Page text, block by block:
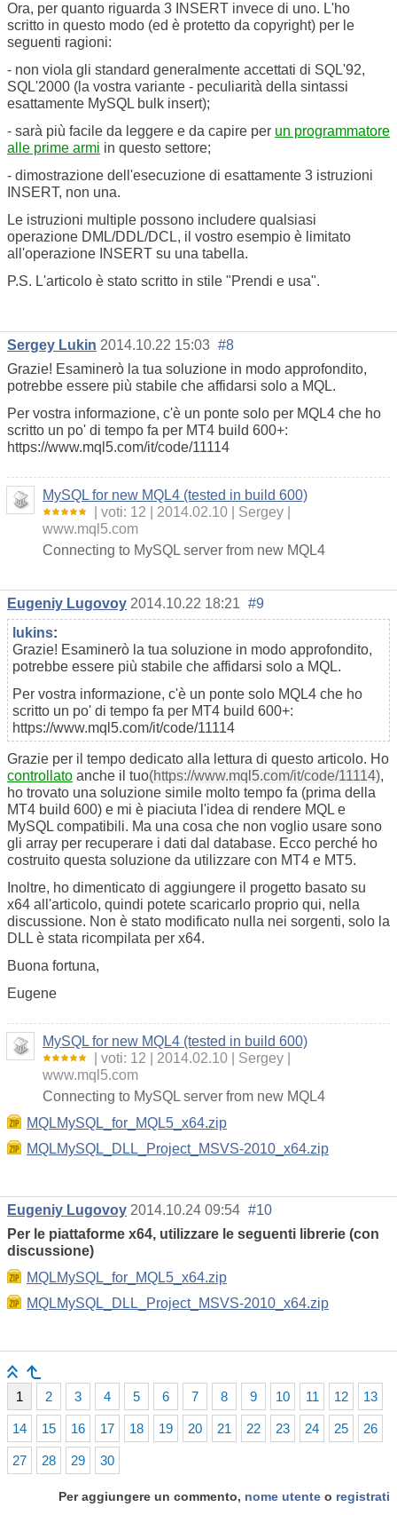
Ora, per quanto riguarda 3 INSERT invece di uno. L'ho
scritto in questo modo (ed è protetto da copyright) per le
seguenti ragioni:
- non viola gli standard generalmente accettati di SQL'92,
SQL'2000 (la vostra variante - peculiarità della sintassi
esattamente MySQL bulk insert);
- sarà più facile da leggere e da capire per un programmatore
alle prime armi in questo settore;
- dimostrazione dell'esecuzione di esattamente 3 istruzioni
INSERT, non una.
Le istruzioni multiple possono includere qualsiasi
operazione DML/DDL/DCL, il vostro esempio è limitato
all'operazione INSERT su una tabella.
P.S. L'articolo è stato scritto in stile "Prendi e usa".
Sergey Lukin 2014.10.22 15:03 #8
Grazie! Esaminerò la tua soluzione in modo approfondito,
potrebbe essere più stabile che affidarsi solo a MQL.
Per vostra informazione, c'è un ponte solo per MQL4 che ho
scritto un po' di tempo fa per MT4 build 600+:
https://www.mql5.com/it/code/11114
MySQL for new MQL4 (tested in build 600)
voti: 12
2014.02.10
Sergey
www.mql5.com
Connecting to MySQL server from new MQL4
Eugeniy Lugovoy 2014.10.22 18:21 #9
lukins:
Grazie! Esaminerò la tua soluzione in modo approfondito,
potrebbe essere più stabile che affidarsi solo a MQL.
Per vostra informazione, c'è un ponte solo MQL4 che ho
scritto un po' di tempo fa per MT4 build 600+:
https://www.mql5.com/it/code/11114
Grazie per il tempo dedicato alla lettura di questo articolo. Ho
controllato anche il tuo(https://www.mql5.com/it/code/11114),
ho trovato una soluzione simile molto tempo fa (prima della
MT4 build 600) e mi è piaciuta l'idea di rendere MQL e
MySQL compatibili. Ma una cosa che non voglio usare sono
gli array per recuperare i dati dal database. Ecco perché ho
costruito questa soluzione da utilizzare con MT4 e MT5.
Inoltre, ho dimenticato di aggiungere il progetto basato su
x64 all'articolo, quindi potete scaricarlo proprio qui, nella
discussione. Non è stato modificato nulla nei sorgenti, solo la
DLL è stata ricompilata per x64.
Buona fortuna,
Eugene
MySQL for new MQL4 (tested in build 600)
voti: 12
2014.02.10
Sergey
www.mql5.com
Connecting to MySQL server from new MQL4
MQLMySQL_for_MQL5_x64.zip
MQLMySQL_DLL_Project_MSVS-2010_x64.zip
Eugeniy Lugovoy 2014.10.24 09:54 #10
Per le piattaforme x64, utilizzare le seguenti librerie (con
discussione)
MQLMySQL_for_MQL5_x64.zip
MQLMySQL_DLL_Project_MSVS-2010_x64.zip
1 2 3 4 5 6 7 8 9 10 11 12 13
14 15 16 17 18 19 20 21 22 23 24 25 26
27 28 29 30
Per aggiungere un commento, nome utente o registrati